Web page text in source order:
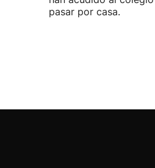
pasar por casa.